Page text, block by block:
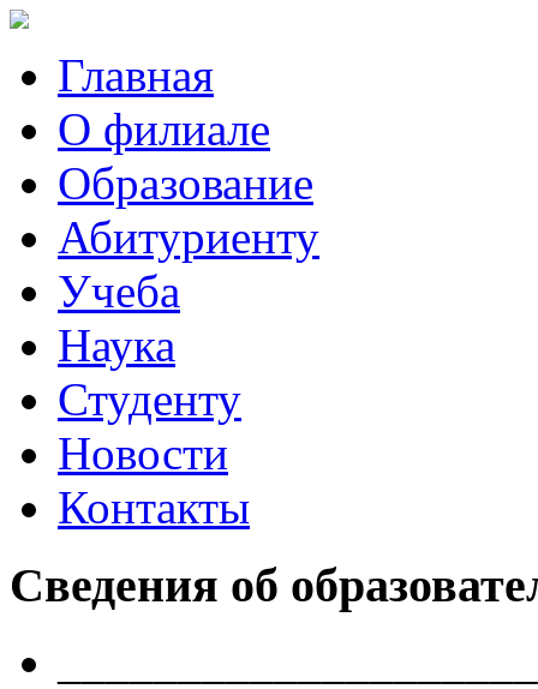
Главная
О филиале
Образование
Абитуриенту
Учеба
Наука
Студенту
Новости
Контакты
Сведения об